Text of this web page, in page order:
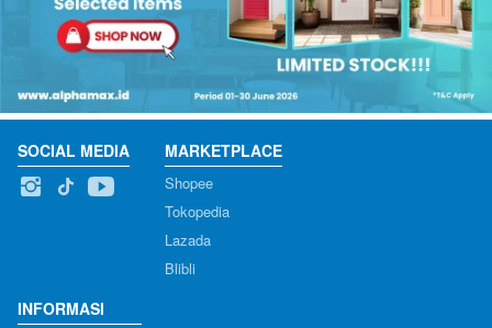
SOCIAL MEDIA MARKETPLACE
Shopee
Tokopedia
Lazada
Blibli
INFORMASI